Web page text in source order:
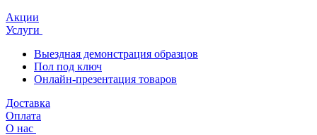
Акции
Услуги
Выездная демонстрация образцов
Пол под ключ
Онлайн-презентация товаров
Доставка
Оплата
О нас